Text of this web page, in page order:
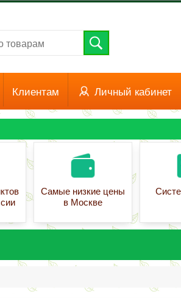
Клиентам Личный кабинет
Самые низкие цены
в Москве